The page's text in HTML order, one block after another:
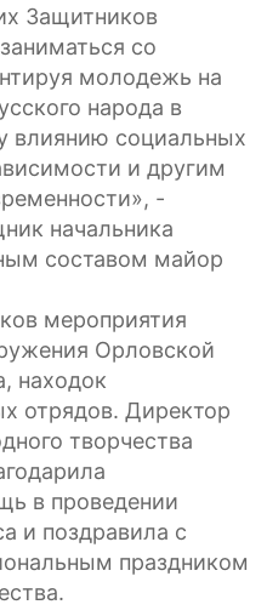
Защитников
со
молодежь на
народа в
влиянию социальных
и другим
-
начальника
составом майор
мероприятия
Орловской
находок
отрядов. Директор
творчества
в проведении
и поздравила с
праздником